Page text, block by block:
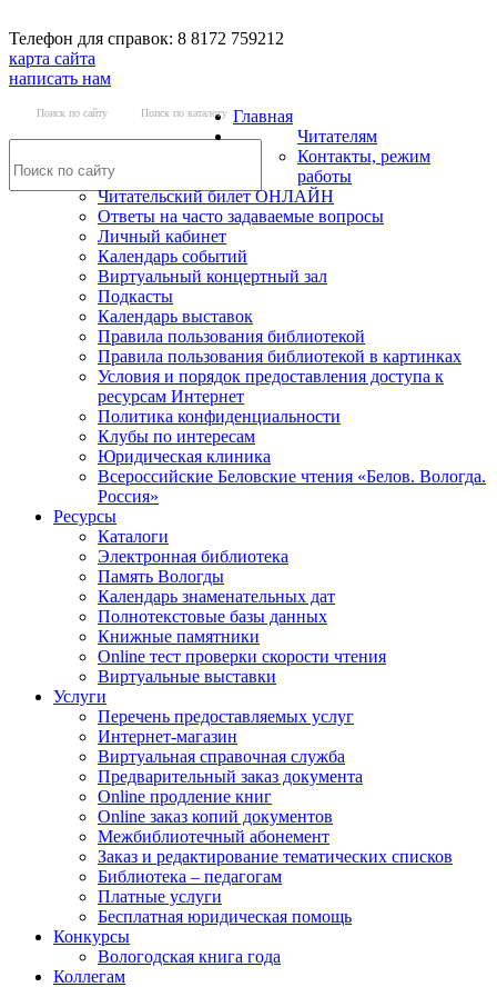
Телефон для справок: 8 8172 759212
карта сайта
написать нам
Поиск по сайту Поиск по каталогу Главная
Читателям
Контакты, режим
работы
Читательский билет ОНЛАЙН
Ответы на часто задаваемые вопросы
Личный кабинет
Календарь событий
Виртуальный концертный зал
Подкасты
Календарь выставок
Правила пользования библиотекой
Правила пользования библиотекой в картинках
Условия и порядок предоставления доступа к
ресурсам Интернет
Политика конфиденциальности
Клубы по интересам
Юридическая клиника
Всероссийские Беловские чтения «Белов. Вологда.
Россия»
Ресурсы
Каталоги
Электронная библиотека
Память Вологды
Календарь знаменательных дат
Полнотекстовые базы данных
Книжные памятники
Online тест проверки скорости чтения
Виртуальные выставки
Услуги
Перечень предоставляемых услуг
Интернет-магазин
Виртуальная справочная служба
Предварительный заказ документа
Online продление книг
Online заказ копий документов
Межбиблиотечный абонемент
Заказ и редактирование тематических списков
Библиотека – педагогам
Платные услуги
Бесплатная юридическая помощь
Конкурсы
Вологодская книга года
Коллегам